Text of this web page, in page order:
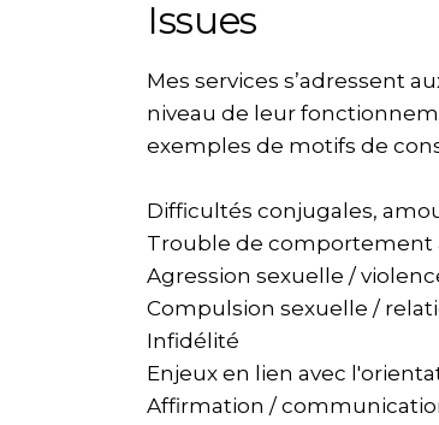
Issues
Mes services s’adressent
niveau de leur
exemples de motifs de
Difficultés conjugales,
Trouble de comportement
Agression sexuelle /
Compulsion sexuelle /
Infidélité
Enjeux en lien avec
Affirmation /